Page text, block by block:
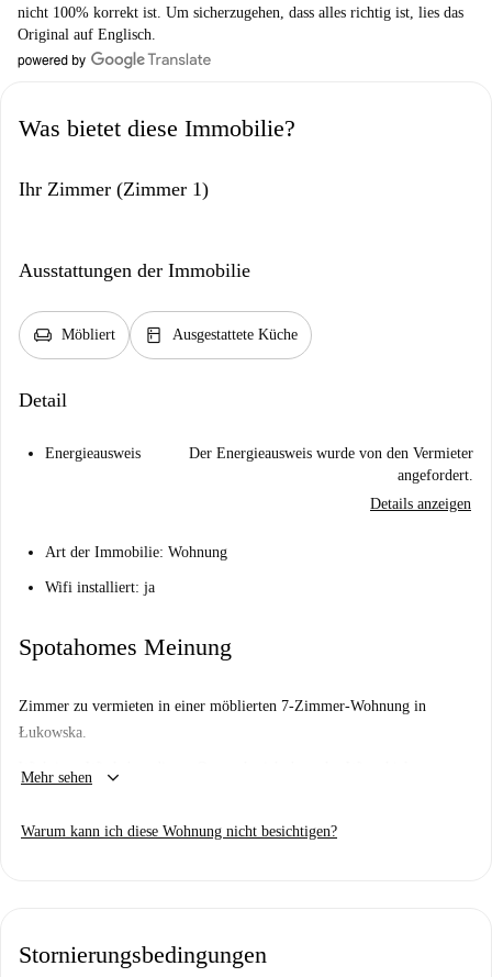
nicht 100% korrekt ist. Um sicherzugehen, dass alles richtig ist, lies das
Original auf Englisch.
Was bietet diese Immobilie?
Ihr Zimmer (Zimmer 1)
Ausstattungen der Immobilie
chair Möbliert kitchen Ausgestattete Küche
Detail
Energieausweis
Der Energieausweis wurde von den Vermieter
angefordert.
Details anzeigen
Art der Immobilie: Wohnung
Wifi installiert: ja
Spotahomes Meinung
Zimmer zu vermieten in einer möblierten 7-Zimmer-Wohnung in
Łukowska.
Wichtig: - Wir haben diesen Ort noch nicht besucht. Wir schicken
Mehr sehen keyboard_arrow_down
Warum kann ich diese Wohnung nicht besichtigen?
Stornierungsbedingungen